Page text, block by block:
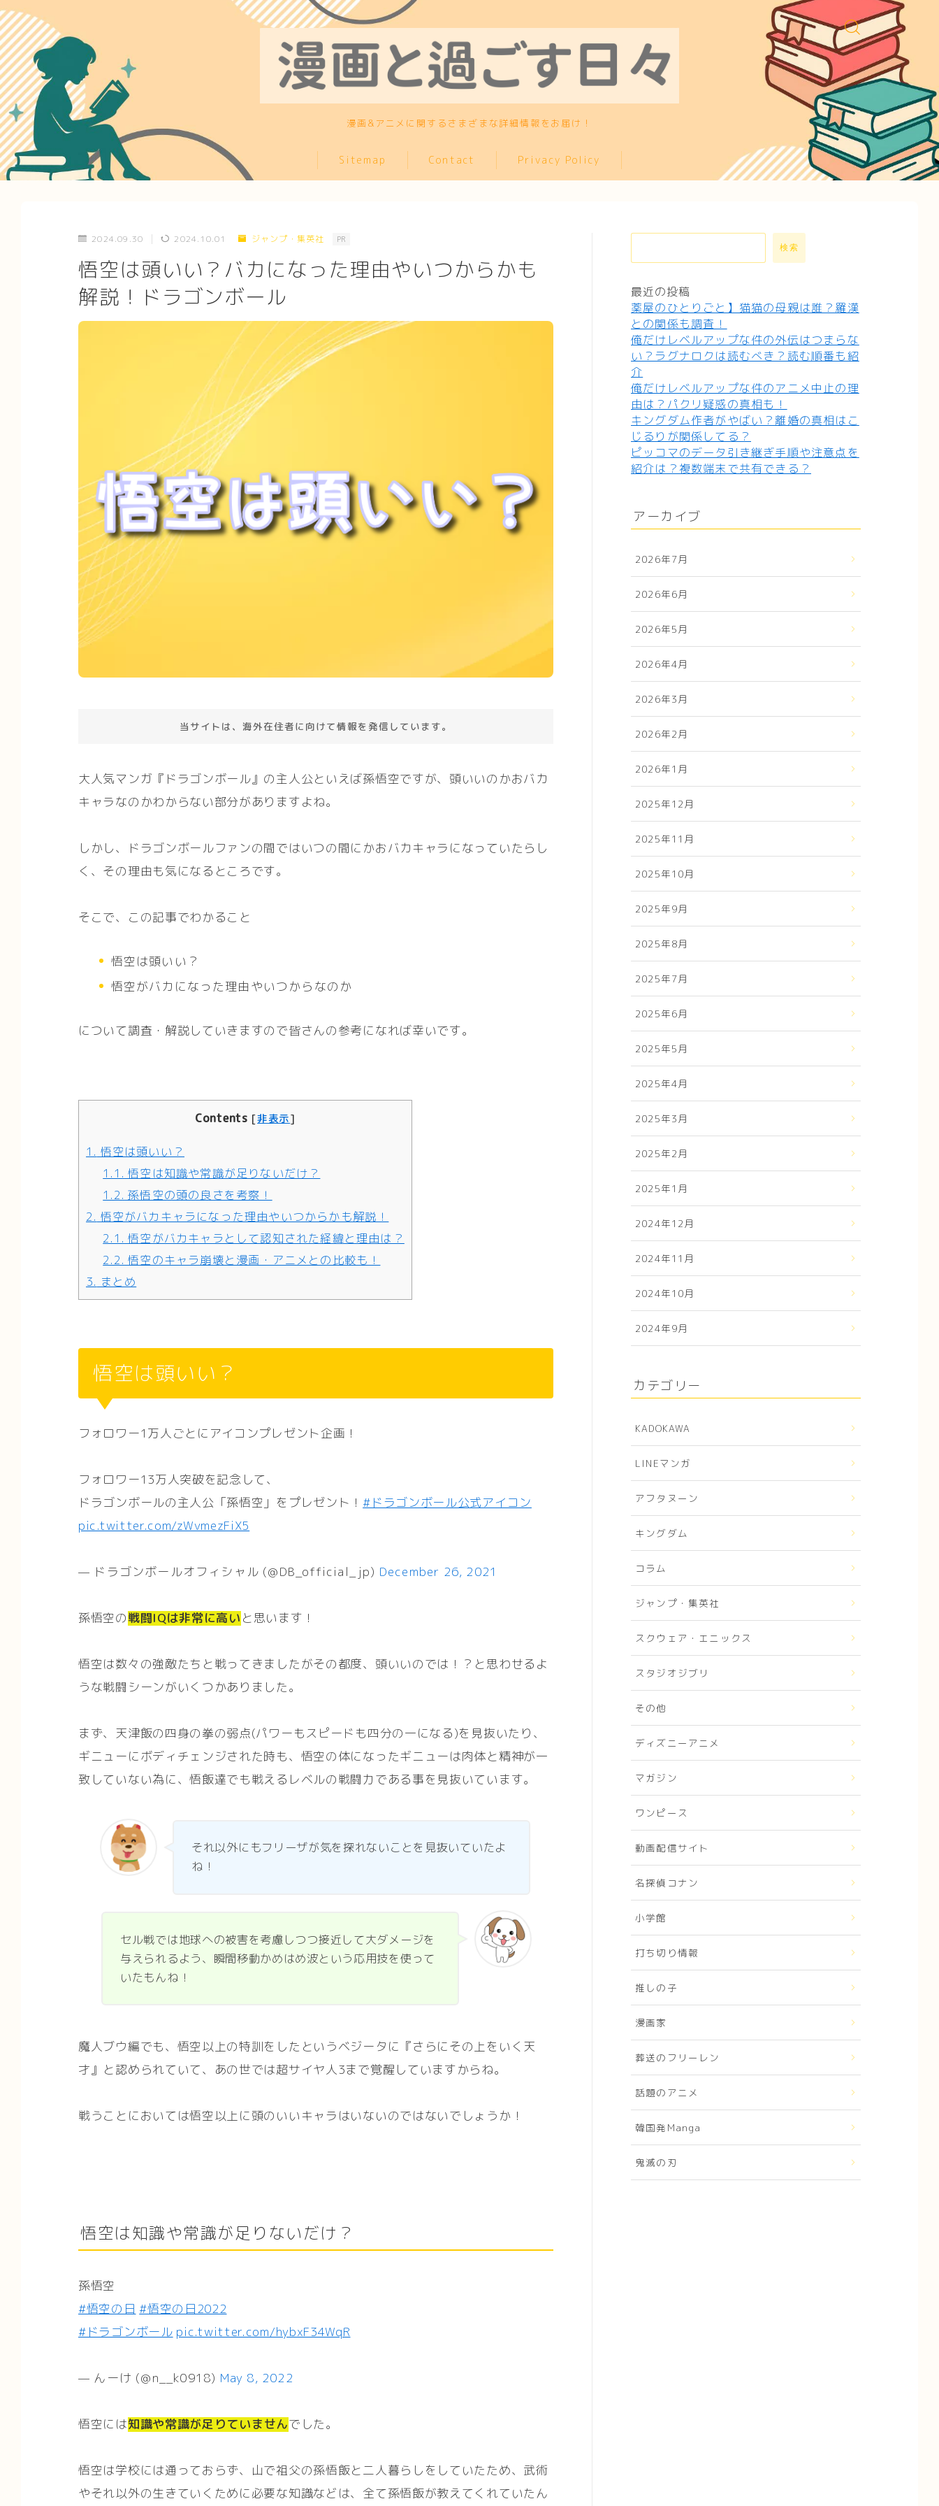
漫画&アニメに関するさまざまな詳細情報をお届け！
Sitemap Contact Privacy Policy
2024.09.30 2024.10.01 ジャンプ・集英社 PR
悟空は頭いい？バカになった理由やいつからかも
解説！ドラゴンボール
当サイトは、海外在住者に向けて情報を発信しています。
大人気マンガ『ドラゴンボール』の主人公といえば孫悟空ですが、頭いいのかおバカ
キャラなのかわからない部分がありますよね。
しかし、ドラゴンボールファンの間ではいつの間にかおバカキャラになっていたらし
く、その理由も気になるところです。
そこで、この記事でわかること
悟空は頭いい？
悟空がバカになった理由やいつからなのか
について調査・解説していきますので皆さんの参考になれば幸いです。
Contents [非表示]
1. 悟空は頭いい？
1.1. 悟空は知識や常識が足りないだけ？
1.2. 孫悟空の頭の良さを考察！
2. 悟空がバカキャラになった理由やいつからかも解説！
2.1. 悟空がバカキャラとして認知された経緯と理由は？
2.2. 悟空のキャラ崩壊と漫画・アニメとの比較も！
3. まとめ
悟空は頭いい？
フォロワー1万人ごとにアイコンプレゼント企画！
フォロワー13万人突破を記念して、
ドラゴンボールの主人公「孫悟空」をプレゼント！ #ドラゴンボール公式アイコン
pic.twitter.com/zWvmezFiX5
— ドラゴンボールオフィシャル (@DB_official_jp) December 26, 2021
孫悟空の戦闘IQは非常に高い と思います！
悟空は数々の強敵たちと戦ってきましたがその都度、頭いいのでは！？と思わせるよ
うな戦闘シーンがいくつかありました。
まず、天津飯の四身の拳の弱点(パワーもスピードも四分の一になる)を見抜いたり、
ギニューにボディチェンジされた時も、悟空の体になったギニューは肉体と精神が一
致していない為に、悟飯達でも戦えるレベルの戦闘力である事を見抜いています。
それ以外にもフリーザが気を探れないことを見抜いていたよ
ね！
セル戦では地球への被害を考慮しつつ接近して大ダメージを
与えられるよう、瞬間移動かめはめ波という応用技を使って
いたもんね！
魔人ブウ編でも、悟空以上の特訓をしたというベジータに『さらにその上をいく天
才』と認められていて、あの世では超サイヤ人3まで覚醒していますからね。
戦うことにおいては悟空以上に頭のいいキャラはいないのではないでしょうか！
悟空は知識や常識が足りないだけ？
孫悟空
#悟空の日 #悟空の日2022
#ドラゴンボール pic.twitter.com/hybxF34WqR
— んーけ (@n__k0918) May 8, 2022
悟空には知識や常識が足りていませんでした。
悟空は学校には通っておらず、山で祖父の孫悟飯と二人暮らしをしていたため、武術
やそれ以外の生きていくために必要な知識などは、全て孫悟飯が教えてくれていたん
検索
最近の投稿
薬屋のひとりごと】猫猫の母親は誰？羅漢
との関係も調査！
俺だけレベルアップな件の外伝はつまらな
い？ラグナロクは読むべき？読む順番も紹
介
俺だけレベルアップな件のアニメ中止の理
由は？パクリ疑惑の真相も！
キングダム作者がやばい？離婚の真相はこ
じるりが関係してる？
ピッコマのデータ引き継ぎ手順や注意点を
紹介は？複数端末で共有できる？
アーカイブ
2026年7月
2026年6月
2026年5月
2026年4月
2026年3月
2026年2月
2026年1月
2025年12月
2025年11月
2025年10月
2025年9月
2025年8月
2025年7月
2025年6月
2025年5月
2025年4月
2025年3月
2025年2月
2025年1月
2024年12月
2024年11月
2024年10月
2024年9月
カテゴリー
KADOKAWA
LINEマンガ
アフタヌーン
キングダム
コラム
ジャンプ・集英社
スクウェア・エニックス
スタジオジブリ
その他
ディズニーアニメ
マガジン
ワンピース
動画配信サイト
名探偵コナン
小学館
打ち切り情報
推しの子
漫画家
葬送のフリーレン
話題のアニメ
韓国発Manga
鬼滅の刃